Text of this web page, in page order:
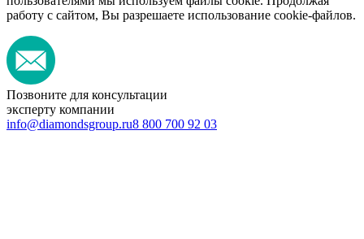
работу с сайтом, Вы разрешаете использование cookie-файлов.
Позвоните для консультации
эксперту компании
info@diamondsgroup.ru8 800 700 92 03